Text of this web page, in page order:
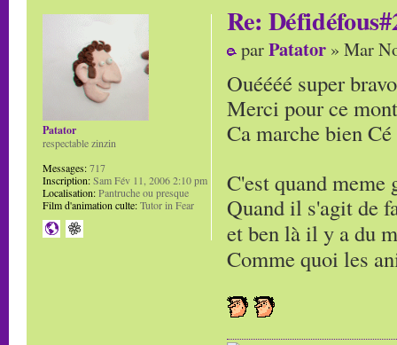
Re:
parPatator » Mar
Ouéééé super
Merci pour ce
Ca marche bien
C'est quand
Quand il s'agit de
et ben là il y a du
Comme quoi les
Patator
respectable zinzin
Messages:717
Inscription:Sam Fév 11, 2006 2:10 pm
Localisation:Pantruche ou presque
Film d'animation culte:Tutor in Fear